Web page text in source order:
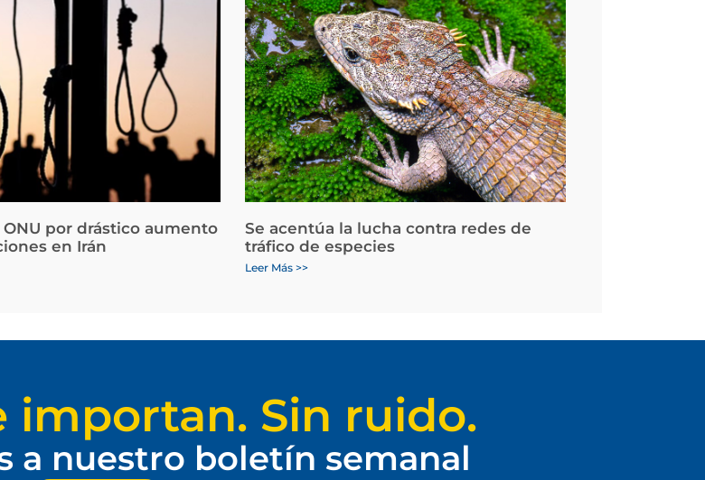
por drástico aumento
en Irán
Se acentúa la lucha contra redes de
tráfico de especies
Leer Más >>
importan. Sin ruido.
a nuestro boletín semanal